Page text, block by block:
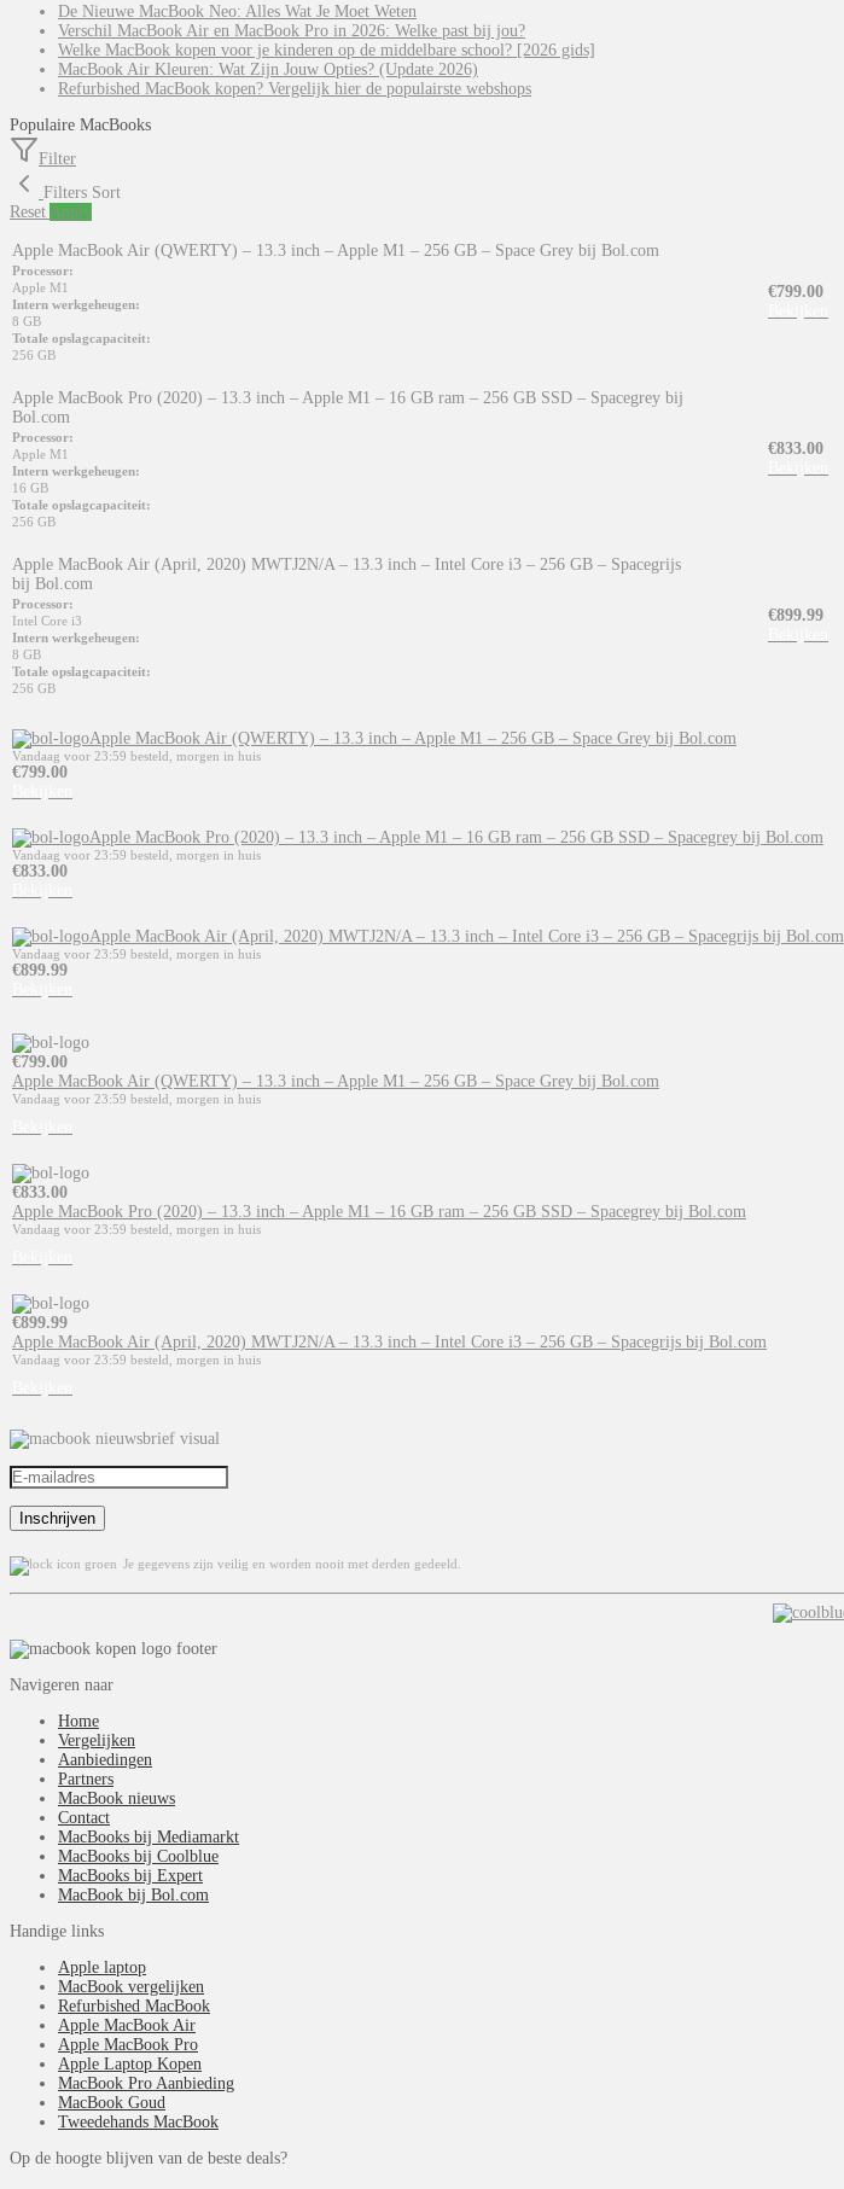
De Nieuwe MacBook Neo: Alles Wat Je Moet Weten
Verschil MacBook Air en MacBook Pro in 2026: Welke past bij jou?
Welke MacBook kopen voor je kinderen op de middelbare school? [2026 gids]
MacBook Air Kleuren: Wat Zijn Jouw Opties? (Update 2026)
Refurbished MacBook kopen? Vergelijk hier de populairste webshops
Populaire MacBooks
Filter
Filters Sort
Reset Apply
Apple MacBook Air (QWERTY) – 13.3 inch – Apple M1 – 256 GB – Space Grey bij Bol.com
Processor:
Apple M1
Intern werkgeheugen:
8 GB
Totale opslagcapaciteit:
256 GB
€799.00
Apple MacBook Pro (2020) – 13.3 inch – Apple M1 – 16 GB ram – 256 GB SSD – Spacegrey bij
Bol.com
Processor:
Apple M1
Intern werkgeheugen:
16 GB
Totale opslagcapaciteit:
256 GB
€833.00
Apple MacBook Air (April, 2020) MWTJ2N/A – 13.3 inch – Intel Core i3 – 256 GB – Spacegrijs
bij Bol.com
Processor:
Intel Core i3
Intern werkgeheugen:
8 GB
Totale opslagcapaciteit:
256 GB
€899.99
Apple MacBook Air (QWERTY) – 13.3 inch – Apple M1 – 256 GB – Space Grey bij Bol.com
Vandaag voor 23:59 besteld, morgen in huis
€799.00
Apple MacBook Pro (2020) – 13.3 inch – Apple M1 – 16 GB ram – 256 GB SSD – Spacegrey bij Bol.com
Vandaag voor 23:59 besteld, morgen in huis
€833.00
Apple MacBook Air (April, 2020) MWTJ2N/A – 13.3 inch – Intel Core i3 – 256 GB – Spacegrijs bij Bol.com
Vandaag voor 23:59 besteld, morgen in huis
€899.99
€799.00
Apple MacBook Air (QWERTY) – 13.3 inch – Apple M1 – 256 GB – Space Grey bij Bol.com
Vandaag voor 23:59 besteld, morgen in huis
€833.00
Apple MacBook Pro (2020) – 13.3 inch – Apple M1 – 16 GB ram – 256 GB SSD – Spacegrey bij Bol.com
Vandaag voor 23:59 besteld, morgen in huis
€899.99
Apple MacBook Air (April, 2020) MWTJ2N/A – 13.3 inch – Intel Core i3 – 256 GB – Spacegrijs bij Bol.com
Vandaag voor 23:59 besteld, morgen in huis
Je gegevens zijn veilig en worden nooit met derden gedeeld.
Navigeren naar
Home
Vergelijken
Aanbiedingen
Partners
MacBook nieuws
Contact
MacBooks bij Mediamarkt
MacBooks bij Coolblue
MacBooks bij Expert
MacBook bij Bol.com
Handige links
Apple laptop
MacBook vergelijken
Refurbished MacBook
Apple MacBook Air
Apple MacBook Pro
Apple Laptop Kopen
MacBook Pro Aanbieding
MacBook Goud
Tweedehands MacBook
Op de hoogte blijven van de beste deals?